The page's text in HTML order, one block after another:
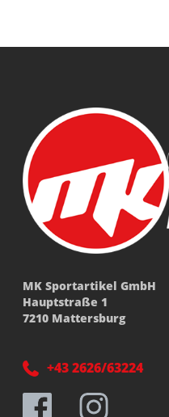
MK Sportartikel GmbH
Hauptstraße 1
7210 Mattersburg
+43 2626/63224